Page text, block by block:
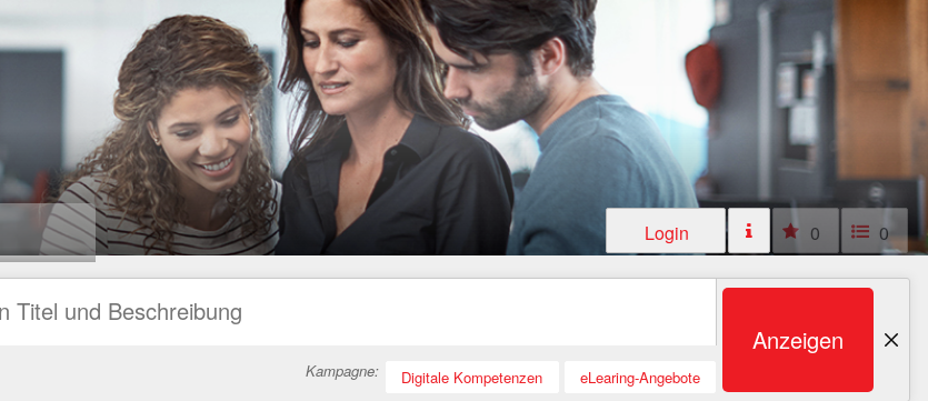
Login 0 0
Kampagne: Digitale Kompetenzen eLearing-Angebote
Anzeigen